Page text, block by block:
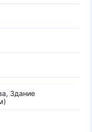
Здание